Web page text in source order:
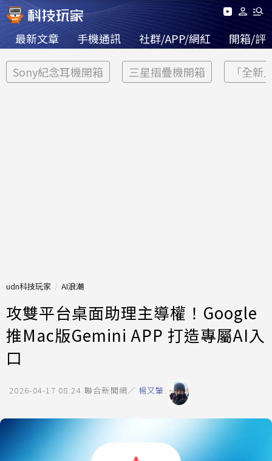
最新文章 手機通訊 社群/APP/網紅 開箱/評
Sony紀念耳機開箱 三星摺疊機開箱 「全新
udn科技玩家 AI浪潮
攻雙平台桌面助理主導權！Google
推Mac版Gemini APP 打造專屬AI入
口
2026-04-17 08:24 聯合新聞網／ 楊又肇